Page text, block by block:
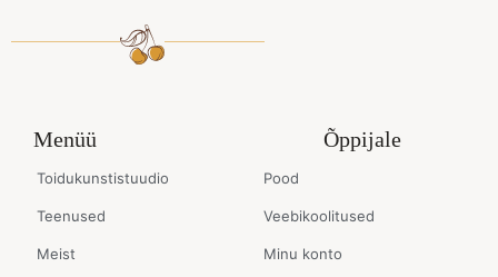
Menüü
Toidukunstistuudio
Teenused
Meist
Õppijale
Pood
Veebikoolitused
Minu konto